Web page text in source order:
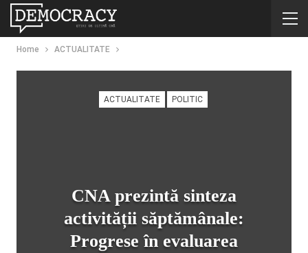
Home ACTUALITATE
ACTUALITATE POLITIC
CNA prezintă sinteza
activității săptămânale:
Progrese în evaluarea